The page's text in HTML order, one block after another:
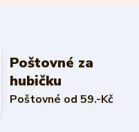
Poštovné za
hubičku
Poštovné od 59.-Kč